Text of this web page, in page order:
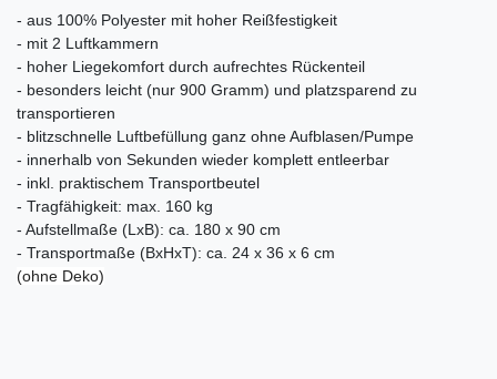
- aus 100% Polyester mit hoher Reißfestigkeit
- mit 2 Luftkammern
- hoher Liegekomfort durch aufrechtes Rückenteil
- besonders leicht (nur 900 Gramm) und platzsparend zu
transportieren
- blitzschnelle Luftbefüllung ganz ohne Aufblasen/Pumpe
- innerhalb von Sekunden wieder komplett entleerbar
- inkl. praktischem Transportbeutel
- Tragfähigkeit: max. 160 kg
- Aufstellmaße (LxB): ca. 180 x 90 cm
- Transportmaße (BxHxT): ca. 24 x 36 x 6 cm
(ohne Deko)